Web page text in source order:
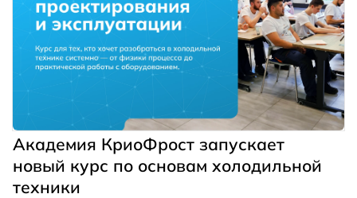
Академия КриоФрост запускает
новый курс по основам холодильной
техники